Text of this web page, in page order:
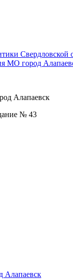
Свердловской
МО город
Алапаевск
№ 43
Алапаевск